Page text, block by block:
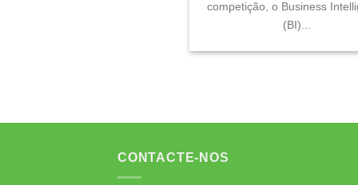
competição, o Business
(BI)...
CONTACTE-NOS